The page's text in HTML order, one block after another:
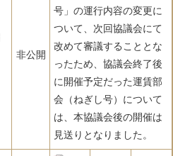
非公開
号」の運行内容の変更に
ついて、次回協議会にて
改めて審議することとな
ったため、協議会終了後
に開催予定だった運賃部
会（ねぎし号）について
は、本協議会後の開催は
見送りとなりました。